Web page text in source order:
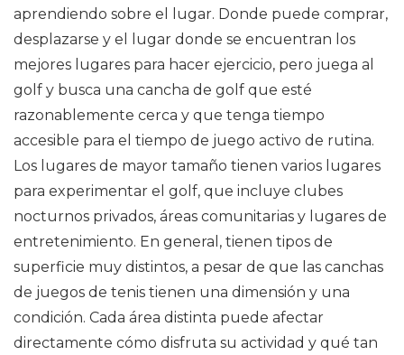
aprendiendo sobre el lugar. Donde puede comprar,
desplazarse y el lugar donde se encuentran los
mejores lugares para hacer ejercicio, pero juega al
golf y busca una cancha de golf que esté
razonablemente cerca y que tenga tiempo
accesible para el tiempo de juego activo de rutina.
Los lugares de mayor tamaño tienen varios lugares
para experimentar el golf, que incluye clubes
nocturnos privados, áreas comunitarias y lugares de
entretenimiento. En general, tienen tipos de
superficie muy distintos, a pesar de que las canchas
de juegos de tenis tienen una dimensión y una
condición. Cada área distinta puede afectar
directamente cómo disfruta su actividad y qué tan